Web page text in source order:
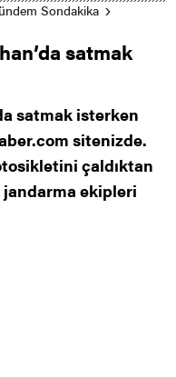
Sondakika
satmak
satmak isterken
sitenizde.
çaldıktan
ekipleri